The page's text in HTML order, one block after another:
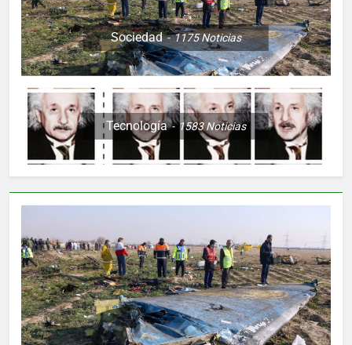
Sociedad 1175Noticias
Tecnología 1583Noticias